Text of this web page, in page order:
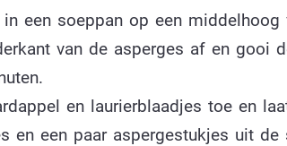
een soeppan op een
van de asperges af en gooi
en laurierblaadjes toe en
en een paar aspergestukjes uit